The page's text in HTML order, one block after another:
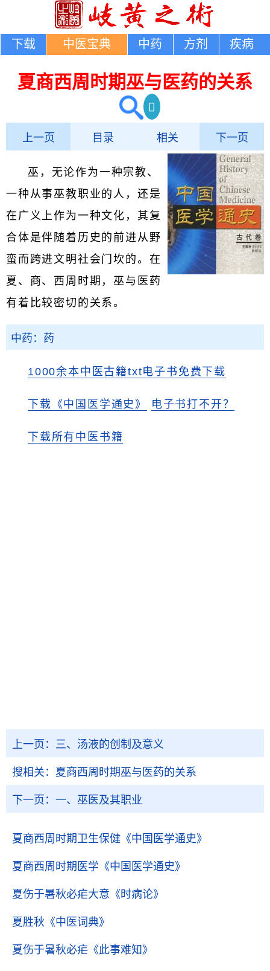
下载 中医宝典 中药 方剂 疾病
夏商西周时期巫与医药的关系
上一页 目录 相关 下一页
巫，无论作为一种宗教、
一种从事巫教职业的人，还是
在广义上作为一种文化，其复
合体是伴随着历史的前进从野
蛮而跨进文明社会门坎的。在
夏、商、西周时期，巫与医药
有着比较密切的关系。
中药：药
1000余本中医古籍txt电子书免费下载
下载《中国医学通史》 电子书打不开？
下载所有中医书籍
上一页： 三、汤液的创制及意义
搜相关： 夏商西周时期巫与医药的关系
下一页： 一、巫医及其职业
夏商西周时期卫生保健 《中国医学通史》
夏商西周时期医学 《中国医学通史》
夏伤于暑秋必疟大意 《时病论》
夏胜秋 《中医词典》
夏伤于暑秋必疟 《此事难知》